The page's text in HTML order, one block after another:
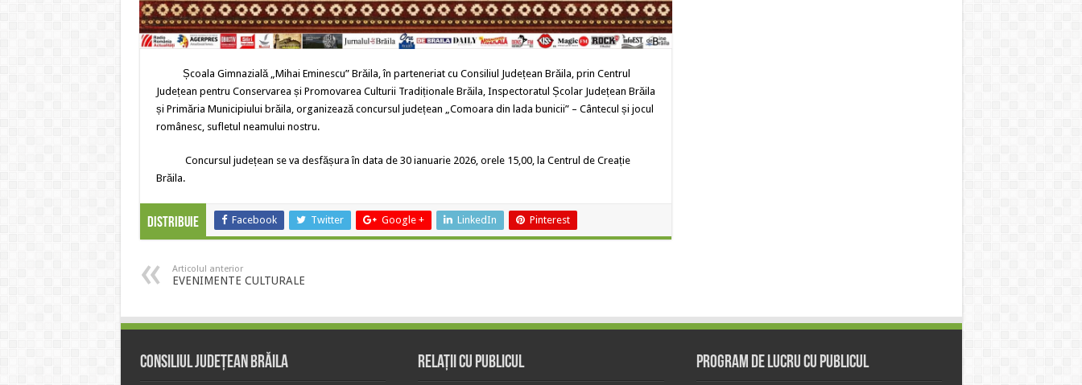
Școala Gimnazială „Mihai Eminescu” Brăila, în parteneriat cu Consiliul Județean Brăila, prin Centrul
Județean pentru Conservarea și Promovarea Culturii Tradiționale Brăila, Inspectoratul Școlar Județean Brăila
și Primăria Municipiului brăila, organizează concursul județean „Comoara din lada bunicii” – Cântecul și jocul
românesc, sufletul neamului nostru.
Concursul județean se va desfășura în data de 30 ianuarie 2026, orele 15,00, la Centrul de Creație
Brăila.
Distribuie Facebook Twitter Google + LinkedIn Pinterest
Articolul anterior
EVENIMENTE CULTURALE
Consiliul Județean Brăila Relații cu publicul Program de lucru cu publicul